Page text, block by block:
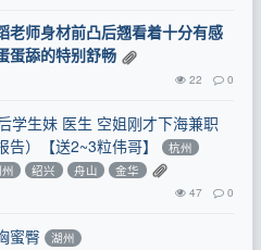
老师身材前凸后翘看着十分有感
蛋舔的特别舒畅
22 0
学生妹 医生 空姐刚才下海兼职
）【送2~3粒伟哥】
杭州
绍兴 舟山 金华
47 0
蜜臀 湖州